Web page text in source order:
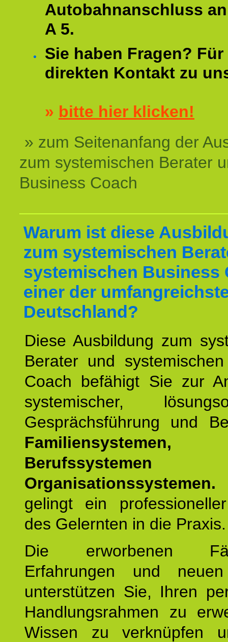
Autobahnanschluss
A 5.
Sie haben Fragen?
direkten Kontakt zu
» bitte hier klicken!
» zum Seitenanfang der
zum systemischen Berater
Business Coach
Warum ist diese
zum systemischen
systemischen Business
einer der
Deutschland?
Diese Ausbildung zum
Berater und
Coach befähigt Sie zur
systemischer,
Gesprächsführung und
Familiensystemen,
Organisationssystemen.
gelingt ein
des Gelernten in die Praxis.
Die erworbenen
Erfahrungen und
unterstützen Sie, Ihren
Handlungsrahmen zu
Wissen zu verknüpfen